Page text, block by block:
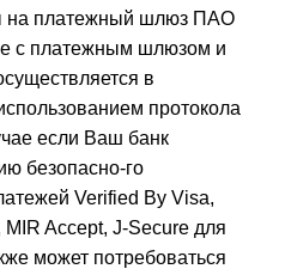
на платежный шлюз ПАО
с платежным шлюзом и
в
протокола
если Ваш банк
безопасно-го
Verified By Visa,
Accept, J-Secure для
может потребоваться